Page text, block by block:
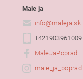
Male ja
info@maleja.sk
+421903961009
MaleJaPoprad
male_ja_poprad